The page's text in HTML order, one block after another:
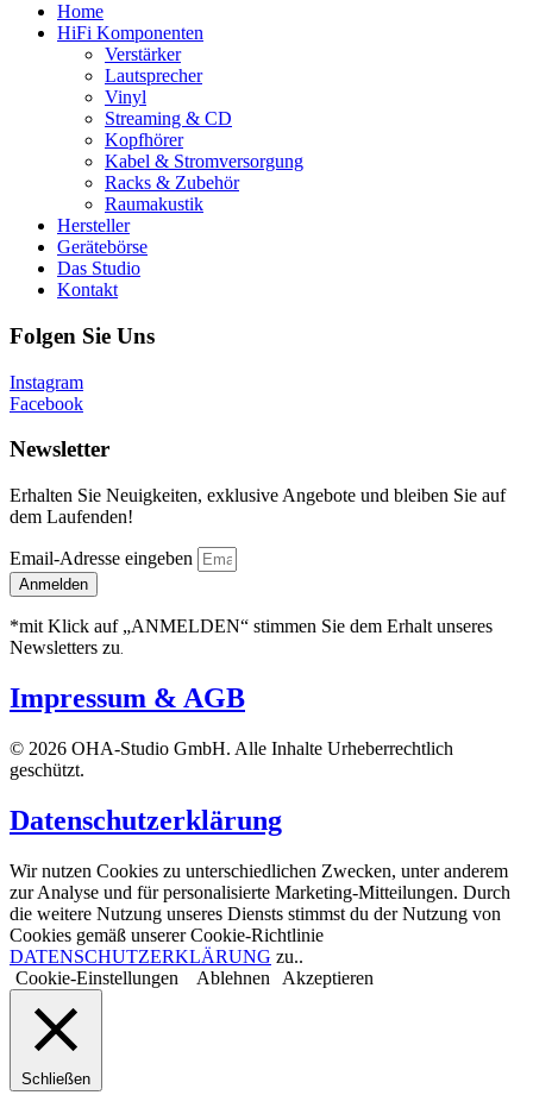
Home
HiFi Komponenten
Verstärker
Lautsprecher
Vinyl
Streaming & CD
Kopfhörer
Kabel & Stromversorgung
Racks & Zubehör
Raumakustik
Hersteller
Gerätebörse
Das Studio
Kontakt
Folgen Sie Uns
Instagram
Facebook
Newsletter
Erhalten Sie Neuigkeiten, exklusive Angebote und bleiben Sie auf
dem Laufenden!
Email-Adresse eingeben
Anmelden
*mit Klick auf „ANMELDEN“ stimmen Sie dem Erhalt unseres
Newsletters zu
Impressum & AGB
© 2026 OHA-Studio GmbH. Alle Inhalte Urheberrechtlich
geschützt.
Datenschutzerklärung
Wir nutzen Cookies zu unterschiedlichen Zwecken, unter anderem
zur Analyse und für personalisierte Marketing-Mitteilungen. Durch
die weitere Nutzung unseres Diensts stimmst du der Nutzung von
Cookies gemäß unserer Cookie-Richtlinie
DATENSCHUTZERKLÄRUNG zu..
Cookie-Einstellungen
Ablehnen Akzeptieren
Schließen